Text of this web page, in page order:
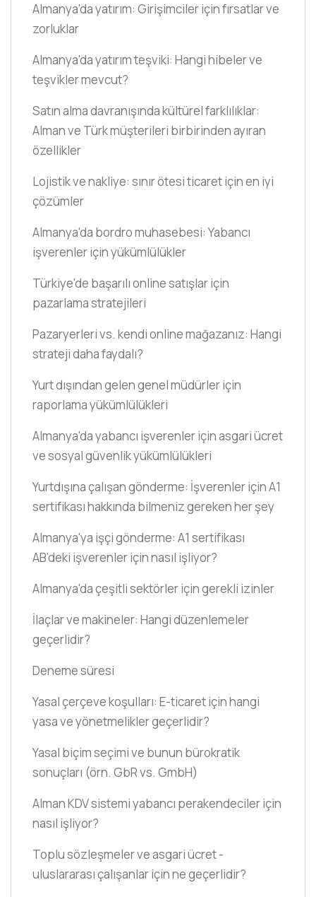
Almanya'da yatırım: Girişimciler için fırsatlar ve
zorluklar
Almanya'da yatırım teşviki: Hangi hibeler ve
teşvikler mevcut?
Satın alma davranışında kültürel farklılıklar:
Alman ve Türk müşterileri birbirinden ayıran
özellikler
Lojistik ve nakliye: sınır ötesi ticaret için en iyi
çözümler
Almanya'da bordro muhasebesi: Yabancı
işverenler için yükümlülükler
Türkiye'de başarılı online satışlar için
pazarlama stratejileri
Pazaryerleri vs. kendi online mağazanız: Hangi
strateji daha faydalı?
Yurt dışından gelen genel müdürler için
raporlama yükümlülükleri
Almanya'da yabancı işverenler için asgari ücret
ve sosyal güvenlik yükümlülükleri
Yurtdışına çalışan gönderme: İşverenler için A1
sertifikası hakkında bilmeniz gereken her şey
Almanya'ya işçi gönderme: A1 sertifikası
AB'deki işverenler için nasıl işliyor?
Almanya'da çeşitli sektörler için gerekli izinler
İlaçlar ve makineler: Hangi düzenlemeler
geçerlidir?
Deneme süresi
Yasal çerçeve koşulları: E-ticaret için hangi
yasa ve yönetmelikler geçerlidir?
Yasal biçim seçimi ve bunun bürokratik
sonuçları (örn. GbR vs. GmbH)
Alman KDV sistemi yabancı perakendeciler için
nasıl işliyor?
Toplu sözleşmeler ve asgari ücret -
uluslararası çalışanlar için ne geçerlidir?